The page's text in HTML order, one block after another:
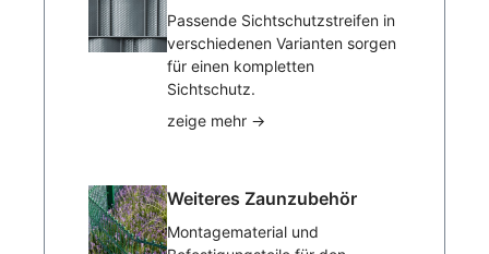
Passende Sichtschutzstreifen in
verschiedenen Varianten sorgen
für einen kompletten
Sichtschutz.
zeige mehr →
Weiteres Zaunzubehör
Montagematerial und